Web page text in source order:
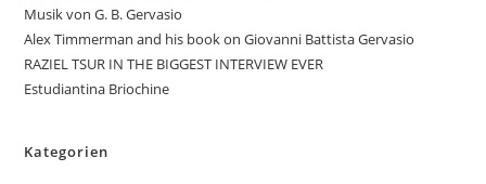
Musik von G. B. Gervasio
Alex Timmerman and his book on Giovanni Battista Gervasio
RAZIEL TSUR IN THE BIGGEST INTERVIEW EVER
Estudiantina Briochine
Kategorien